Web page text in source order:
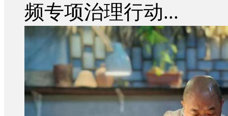
频专项治理行动...